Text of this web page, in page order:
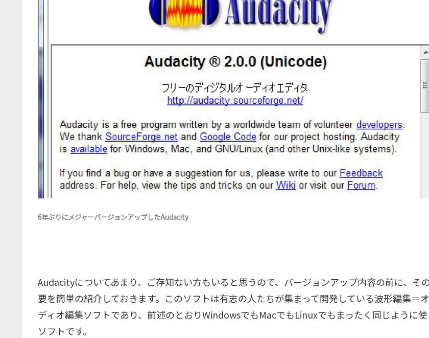
6年ぶりにメジャーバージョンアップしたAudacity
Audacityについてあまり、ご存知ない方もいると思うので、バージョンアップ内容の前に、そ
要を簡単の紹介しておきます。このソフトは有志の人たちが集まって開発している波形編集＝
ディオ編集ソフトであり、前述のとおりWindowsでもMacでもLinuxでもまったく同じように使
ソフトです。